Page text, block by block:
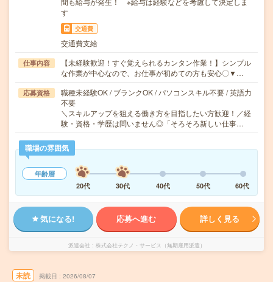
す
交通費
交通費支給
仕事内容
【未経験歓迎！すぐ覚えられるカンタン作業！】シンプル
な作業が中心なので、お仕事が初めての方も安心〇▼…
応募資格
職種未経験OK / ブランクOK / パソコンスキル不要 / 英語力
不要
＼スキルアップを狙える働き方を目指したい方歓迎！／経
験・資格・学歴は問いません◎「そろそろ新しい仕事…
職場の雰囲気
年齢層
20代
30代 40代 50代 60代
気になる! 応募へ進む 詳しく見る
派遣会社 株式会社テクノ・サービス（無期雇用派遣）
未読 掲載日 2026/08/07